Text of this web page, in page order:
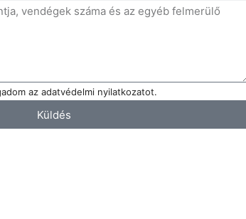
az adatvédelmi nyilatkozatot.
Küldés